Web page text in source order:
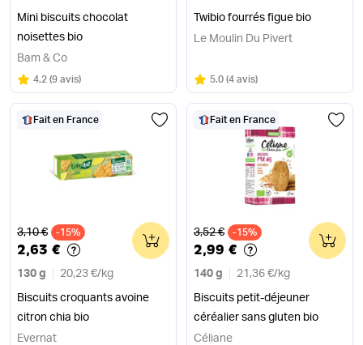
Mini biscuits chocolat
noisettes bio
Bam & Co
Note
4.2 sur 5
(9 avis)
Twibio fourrés figue bio
Le Moulin Du Pivert
Note
5.0 sur 5
(4 avis)
Fait en France
Ancien prix
3,10 € -15%
2,63 €
130 g 20,23 €/ kg
Biscuits croquants avoine
citron chia bio
0
Evernat
Fait en France
Ancien prix
3,52 € -15%
2,99 €
140 g 21,36 €/ kg
Biscuits petit-déjeuner
céréalier sans gluten bio
0
Céliane